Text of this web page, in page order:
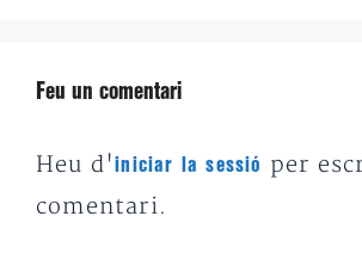
Feu un comentari
Heu d'iniciar la sessió
per
comentari.